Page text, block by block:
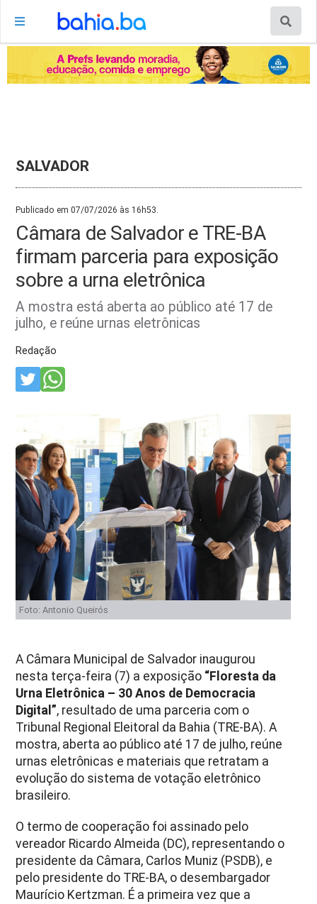
SALVADOR
Publicado em 07/07/2026 às 16h53.
Câmara de Salvador e TRE-BA
firmam parceria para exposição
sobre a urna eletrônica
A mostra está aberta ao público até 17 de
julho, e reúne urnas eletrônicas
Redação
Foto: Antonio Queirós
A Câmara Municipal de Salvador inaugurou
nesta terça-feira (7) a exposição “Floresta da
Urna Eletrônica – 30 Anos de Democracia
Digital”, resultado de uma parceria com o
Tribunal Regional Eleitoral da Bahia (TRE-BA). A
mostra, aberta ao público até 17 de julho, reúne
urnas eletrônicas e materiais que retratam a
evolução do sistema de votação eletrônico
brasileiro.
O termo de cooperação foi assinado pelo
vereador Ricardo Almeida (DC), representando o
presidente da Câmara, Carlos Muniz (PSDB), e
pelo presidente do TRE-BA, o desembargador
Maurício Kertzman. É a primeira vez que a